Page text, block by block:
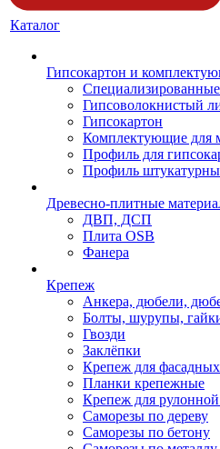
Каталог
Гипсокартон и
Гипсоволокнистый
Гипсокартон
Комплектующие для
Профиль для
Профиль
Древесно-плитные
ДВП, ДСП
Плита OSB
Фанера
Крепеж
Анкера, дюбели,
Болты, шурупы,
Гвозди
Заклёпки
Крепеж для
Планки крепежные
Крепеж для
Саморезы по дереву
Саморезы по бетону